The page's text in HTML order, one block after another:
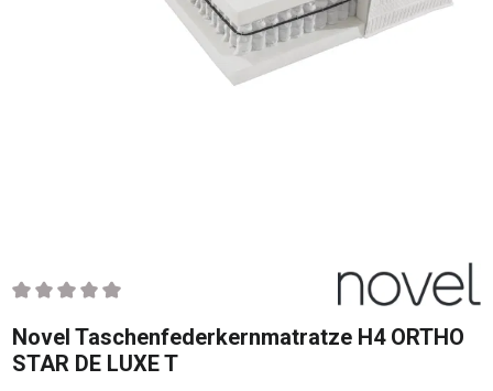
Durchschnittliche Bewertung von 0 von 5 Sternen
Novel Taschenfederkernmatratze H4 ORTHO
STAR DE LUXE T